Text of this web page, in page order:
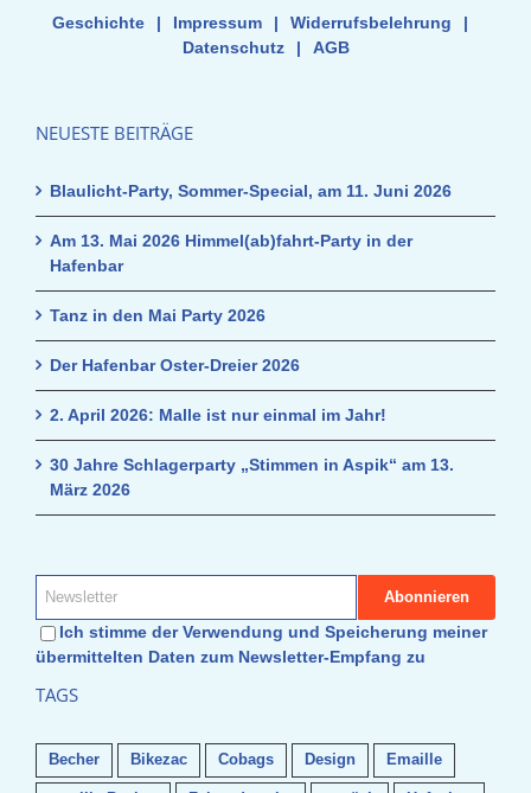
Geschichte | Impressum | Widerrufsbelehrung
|
Datenschutz
| AGB
NEUESTE BEITRÄGE
Blaulicht-Party, Sommer-Special, am 11. Juni 2026
Am 13. Mai 2026 Himmel(ab)fahrt-Party in der
Hafenbar
Tanz in den Mai Party 2026
Der Hafenbar Oster-Dreier 2026
2. April 2026: Malle ist nur einmal im Jahr!
30 Jahre Schlagerparty „Stimmen in Aspik“ am 13.
März 2026
Ich stimme der Verwendung und Speicherung meiner
übermittelten Daten zum Newsletter-Empfang zu
TAGS
Becher Bikezac Cobags Design Emaille